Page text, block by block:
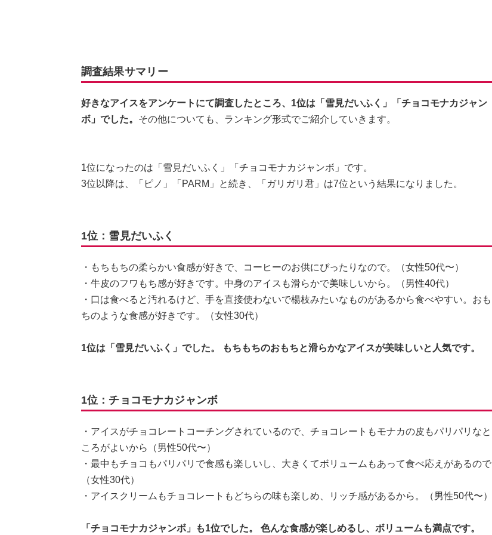
調査結果サマリー
好きなアイスをアンケートにて調査したところ、1位は「雪見だいふく」「チョコモナカジャン
ボ」でした。 その他についても、ランキング形式でご紹介していきます。
1位になったのは「雪見だいふく」「チョコモナカジャンボ」です。
3位以降は、「ピノ」「PARM」と続き、「ガリガリ君」は7位という結果になりました。
1位：雪見だいふく
・もちもちの柔らかい食感が好きで、コーヒーのお供にぴったりなので。（女性50代〜）
・牛皮のフワもち感が好きです。中身のアイスも滑らかで美味しいから。（男性40代）
・口は食べると汚れるけど、手を直接使わないで楊枝みたいなものがあるから食べやすい。おも
ちのような食感が好きです。（女性30代）
1位は「雪見だいふく」でした。 もちもちのおもちと滑らかなアイスが美味しいと人気です。
1位：チョコモナカジャンボ
・アイスがチョコレートコーチングされているので、チョコレートもモナカの皮もパリパリなと
ころがよいから（男性50代〜）
・最中もチョコもパリパリで食感も楽しいし、大きくてボリュームもあって食べ応えがあるので
（女性30代）
・アイスクリームもチョコレートもどちらの味も楽しめ、リッチ感があるから。（男性50代〜）
「チョコモナカジャンボ」も1位でした。 色んな食感が楽しめるし、ボリュームも満点です。